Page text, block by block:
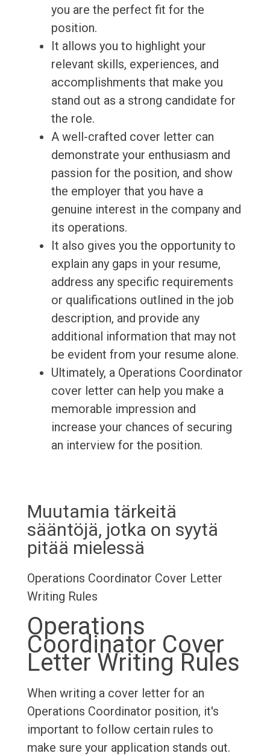
you are the perfect fit for the
position.
It allows you to highlight your
relevant skills, experiences, and
accomplishments that make you
stand out as a strong candidate for
the role.
A well-crafted cover letter can
demonstrate your enthusiasm and
passion for the position, and show
the employer that you have a
genuine interest in the company and
its operations.
It also gives you the opportunity to
explain any gaps in your resume,
address any specific requirements
or qualifications outlined in the job
description, and provide any
additional information that may not
be evident from your resume alone.
Ultimately, a Operations Coordinator
cover letter can help you make a
memorable impression and
increase your chances of securing
an interview for the position.
Muutamia tärkeitä
sääntöjä, jotka on syytä
pitää mielessä
Operations Coordinator Cover Letter
Writing Rules
Operations
Coordinator Cover
Letter Writing Rules
When writing a cover letter for an
Operations Coordinator position, it's
important to follow certain rules to
make sure your application stands out.